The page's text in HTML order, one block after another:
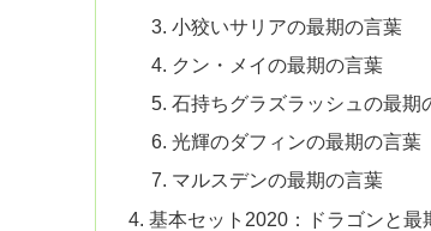
小狡いサリアの最期の言葉
クン・メイの最期の言葉
石持ちグラズラッシュの最期
光輝のダフィンの最期の言葉
マルスデンの最期の言葉
基本セット2020：ドラゴンと最